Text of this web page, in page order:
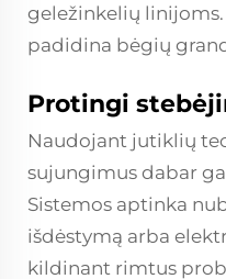
geležinkelių
padidina bėgių
Protingi
Naudojant jutiklių
sujungimus dabar
Sistemos aptinka
išdėstymą arba
kildinant rimtus